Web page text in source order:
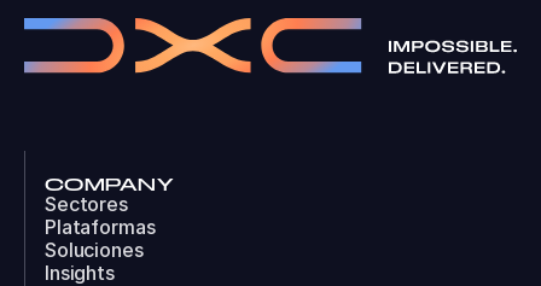
COMPANY
Sectores
Plataformas
Soluciones
Insights